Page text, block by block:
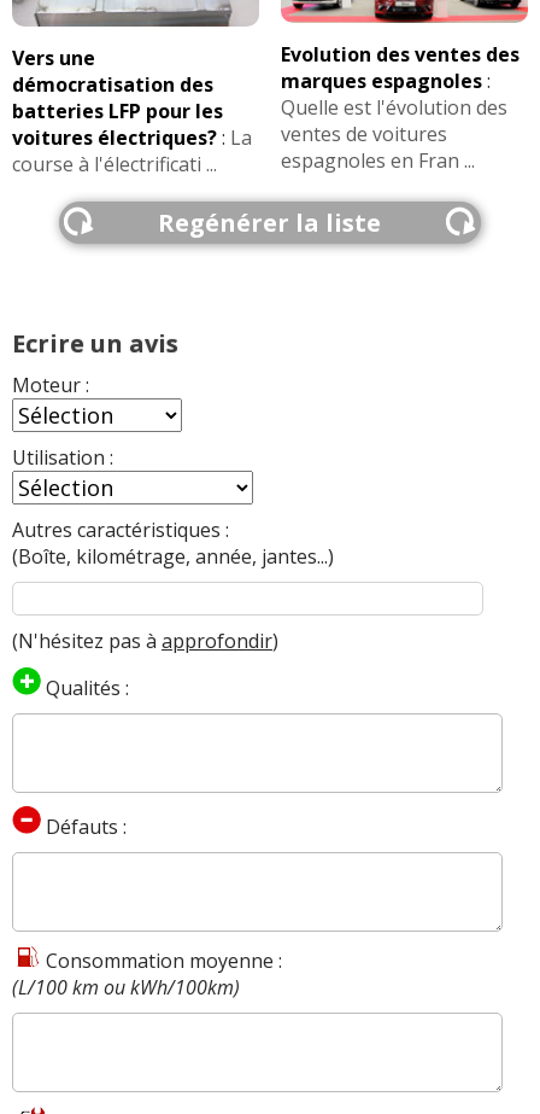
Vers une
démocratisation des
batteries LFP pour les
voitures électriques?: La
course à l'électrificati ...
Evolution des ventes des
marques espagnoles:
Quelle est l'évolution des
ventes de voitures
espagnoles en Fran ...
Regénérer la liste
Ecrire un avis
Moteur :
Utilisation :
Autres caractéristiques :
(Boîte, kilométrage, année, jantes...)
(N'hésitez pas à approfondir)
Qualités :
Défauts :
Consommation moyenne :
(L/100 km ou kWh/100km)